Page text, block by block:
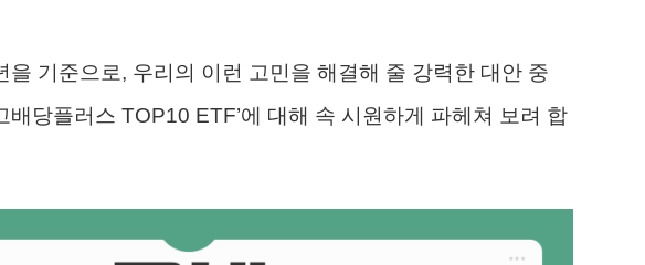
을 기준으로, 우리의 이런 고민을 해결해 줄 강력한 대안 중
배당플러스 TOP10 ETF’에 대해 속 시원하게 파헤쳐 보려 합